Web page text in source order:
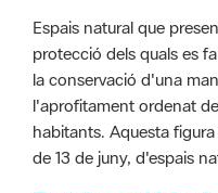
l'aprofitament ordenat de
habitants. Aquesta
de 13 de juny, d'espais
Patrimoni